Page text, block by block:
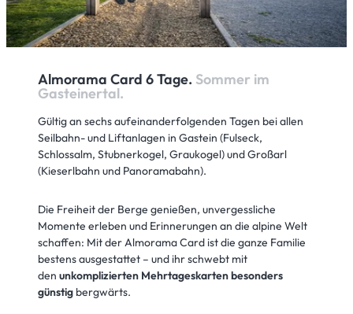
Almorama Card 6 Tage. Sommer im
Gasteinertal.
Gültig an sechs aufeinanderfolgenden Tagen bei allen
Seilbahn- und Liftanlagen in Gastein (Fulseck,
Schlossalm, Stubnerkogel, Graukogel) und Großarl
(Kieserlbahn und Panoramabahn).
Die Freiheit der Berge genießen, unvergessliche
Momente erleben und Erinnerungen an die alpine Welt
schaffen: Mit der Almorama Card ist die ganze Familie
bestens ausgestattet – und ihr schwebt mit
den unkomplizierten Mehrtageskartenbesonders
günstig bergwärts.